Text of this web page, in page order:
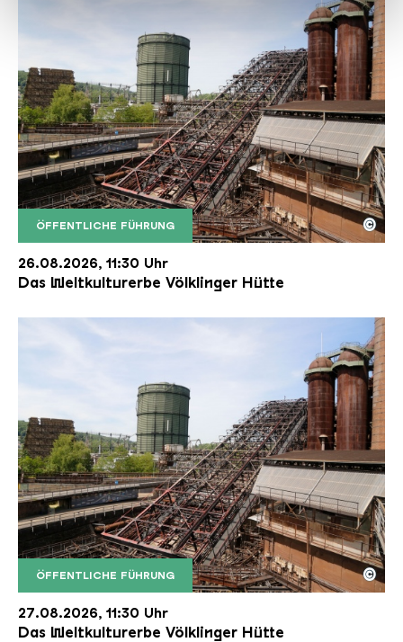
ÖFFENTLICHE FÜHRUNG
Der Erzschrägaufzug der Völklinger Hütte mit
Copyright: Weltkulturerbe Völklinger Hütte | Karl
©
26.08.2026, 11:30 Uhr
Das Weltkulturerbe Völklinger Hütte
ÖFFENTLICHE FÜHRUNG
Der Erzschrägaufzug der Völklinger Hütte mit
Copyright: Weltkulturerbe Völklinger Hütte | Karl
©
27.08.2026, 11:30 Uhr
Das Weltkulturerbe Völklinger Hütte